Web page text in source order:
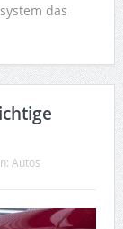
das
Autos